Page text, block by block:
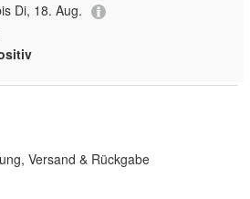
Di, 18. Aug.
Versand & Rückgabe